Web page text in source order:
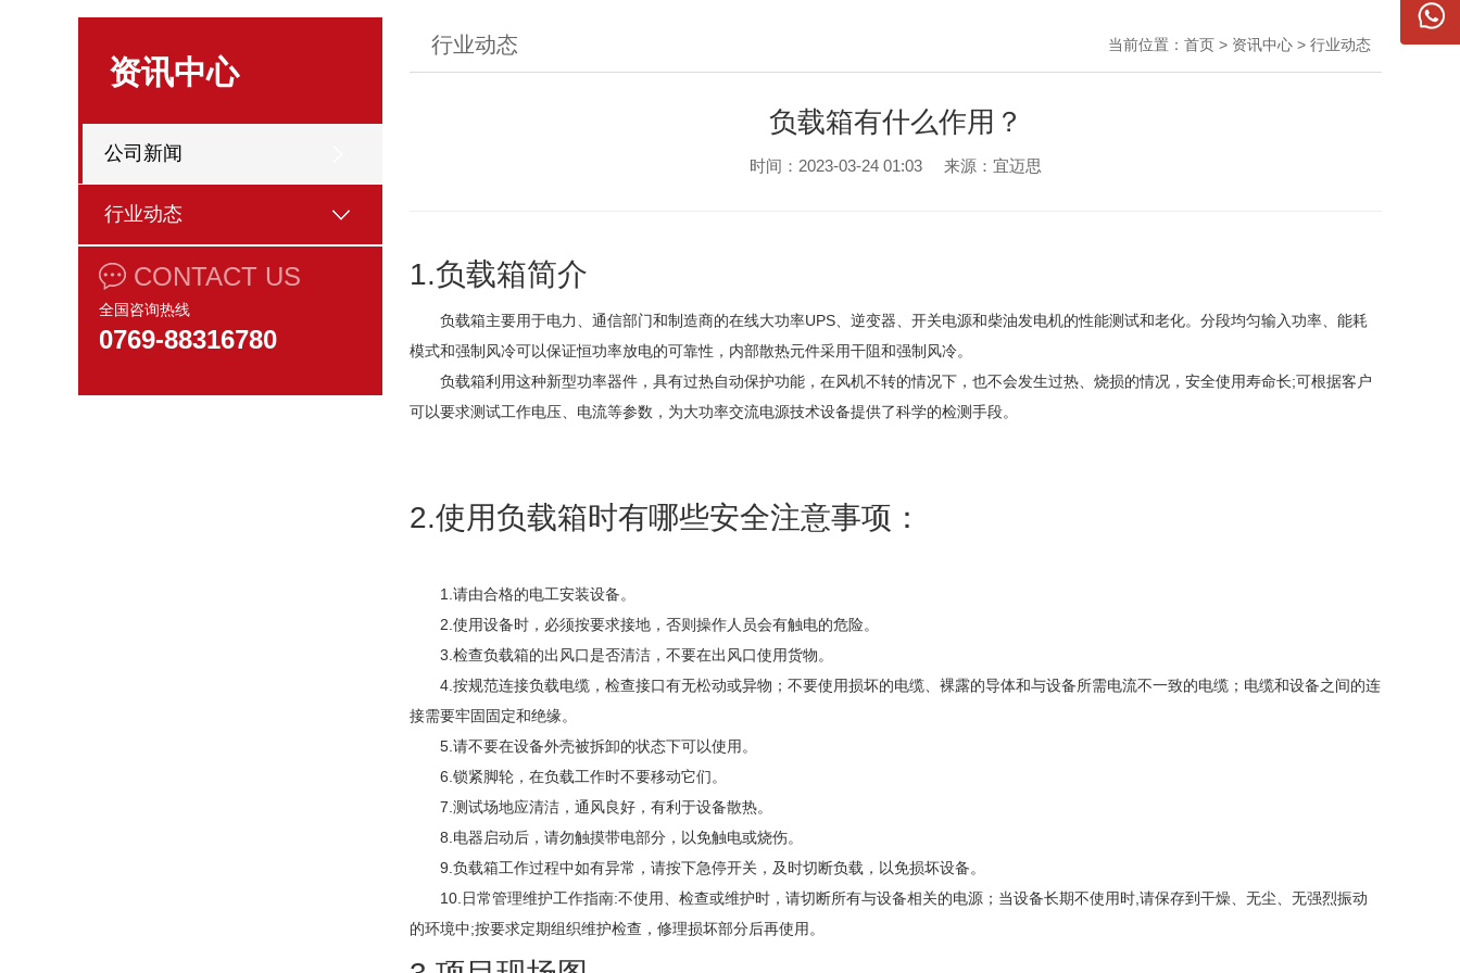
资讯中心
公司新闻
行业动态
CONTACT US
全国咨询热线
0769-88316780
行业动态 当前位置： 首页 > 资讯中心 > 行业动态
负载箱有什么作用？
时间：2023-03-24 01:03 来源： 宜迈思
1.负载箱简介
负载箱主要用于电力、通信部门和制造商的在线大功率UPS、逆变器、开关电源和柴油发电机的性能测试和老化。分段均匀输入功率、能耗
模式和强制风冷可以保证恒功率放电的可靠性，内部散热元件采用干阻和强制风冷。
负载箱利用这种新型功率器件，具有过热自动保护功能，在风机不转的情况下，也不会发生过热、烧损的情况，安全使用寿命长;可根据客户
可以要求测试工作电压、电流等参数，为大功率交流电源技术设备提供了科学的检测手段。
2.使用负载箱时有哪些安全注意事项：
1.请由合格的电工安装设备。
2.使用设备时，必须按要求接地，否则操作人员会有触电的危险。
3.检查负载箱的出风口是否清洁，不要在出风口使用货物。
4.按规范连接负载电缆，检查接口有无松动或异物；不要使用损坏的电缆、裸露的导体和与设备所需电流不一致的电缆；电缆和设备之间的连
接需要牢固固定和绝缘。
5.请不要在设备外壳被拆卸的状态下可以使用。
6.锁紧脚轮，在负载工作时不要移动它们。
7.测试场地应清洁，通风良好，有利于设备散热。
8.电器启动后，请勿触摸带电部分，以免触电或烧伤。
9.负载箱工作过程中如有异常，请按下急停开关，及时切断负载，以免损坏设备。
10.日常管理维护工作指南:不使用、检查或维护时，请切断所有与设备相关的电源；当设备长期不使用时,请保存到干燥、无尘、无强烈振动
的环境中;按要求定期组织维护检查，修理损坏部分后再使用。